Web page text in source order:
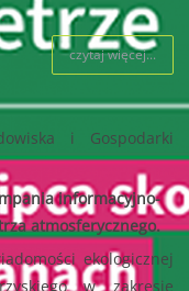
czytaj więcej...
i Gospodarki
informacyjno-
atmosferycznego.
ekologicznej
w zakresie